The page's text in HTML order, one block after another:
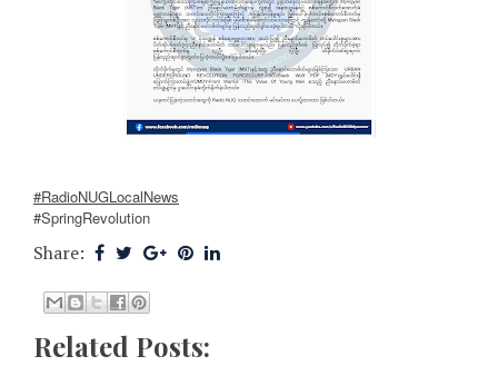
#RadioNUGLocalNews
#SpringRevolution
Share:
Related Posts: